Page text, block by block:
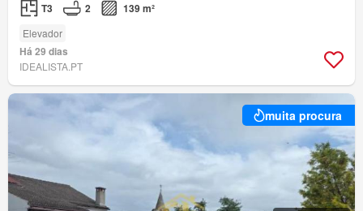
T3 2 139 m²
Elevador
Há 29 dias
IDEALISTA.PT
muita procura